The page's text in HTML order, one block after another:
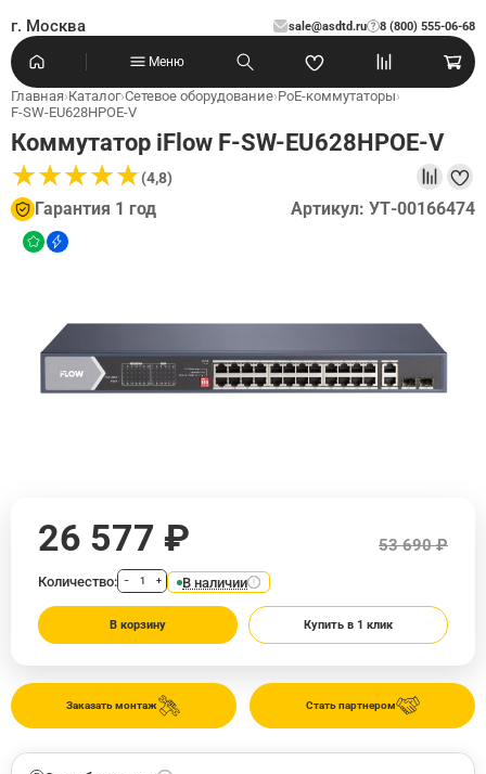
г. Москва sale@asdtd.ru 8 (800) 555-06-68
?
Меню
Главная›Каталог›Сетевое оборудование›PoE-коммутаторы›
F-SW-EU628HPOE-V
Коммутатор iFlow F-SW-EU628HPOE-V
★★★★★
★★★★★(4,8)
Гарантия 1 год Артикул: УТ-00166474
Стать партнером
Заказать монтаж
26 577 ₽ 53 690 ₽
Количество: − + В наличии
В корзину Купить в 1 клик